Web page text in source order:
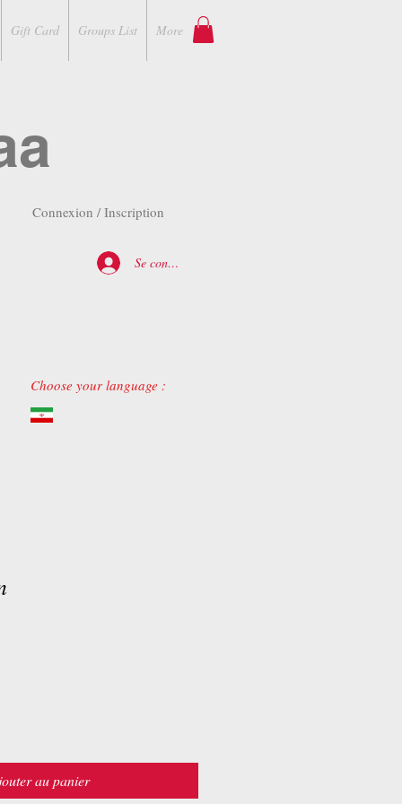
Gift Card Groups List More
Connexion / Inscription
Se connecter
Choose your language :
au panier